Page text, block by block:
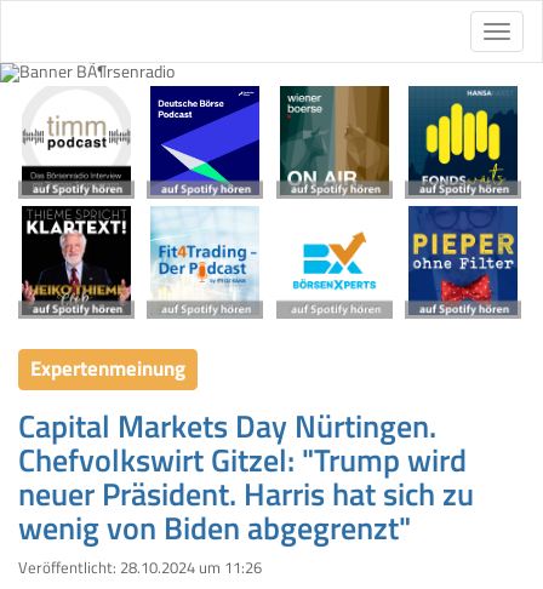
Expertenmeinung
Capital Markets Day Nürtingen.
Chefvolkswirt Gitzel: "Trump wird
neuer Präsident. Harris hat sich zu
wenig von Biden abgegrenzt"
Veröffentlicht: 28.10.2024 um 11:26